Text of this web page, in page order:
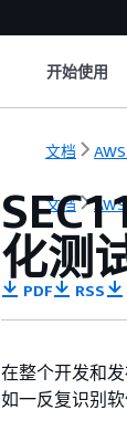
开始使用
文档
文档
化测
PDF RSS
在整个开发和
如一反复识别